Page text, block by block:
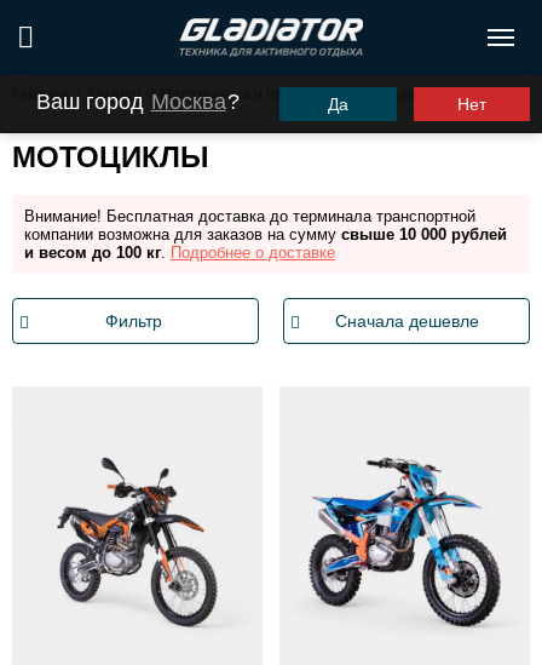
Ваш город Москва? Да Нет
Главная / Каталог Мототехника и прицепы
МОТОЦИКЛЫ
Внимание! Бесплатная доставка до терминала транспортной
компании возможна для заказов на сумму свыше 10 000 рублей
и весом до 100 кг. Подробнее о доставке
Фильтр Сначала дешевле